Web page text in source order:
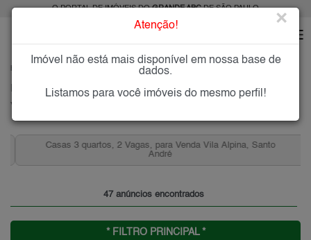
O PORTAL DE IMÓVEIS DOGRANDE ABCDE SÃO PAULO
SANTO ANDRÉ
Imóveis à Venda na Vila Alpina, Santo André
Vila Alpina - Santo André, Grande ABC
Casas 3 quartos, 2 Vagas, para Venda Vila Alpina, Santo
André
47 anúncios encontrados
* FILTRO PRINCIPAL *
Atenção! ×
Imóvel não está mais disponível em nossa base de
dados.
Listamos para você imóveis do mesmo perfil!